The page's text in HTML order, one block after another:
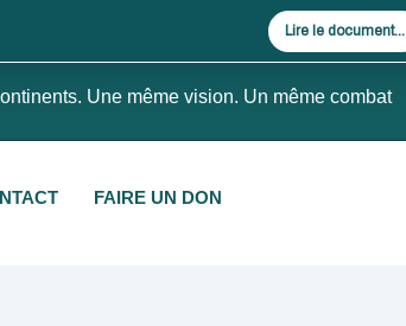
Une même vision. Un même combat
FAIRE UN DON
Lire le document...